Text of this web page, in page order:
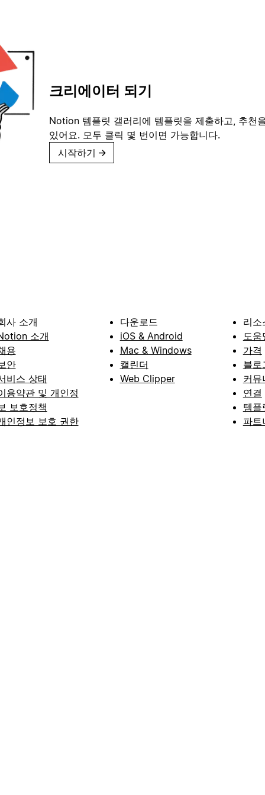
크리에이터 되기
Notion 템플릿 갤러리에 템플릿을 제출하고, 추천
있어요. 모두 클릭 몇 번이면 가능합니다.
시작하기 →
사 소개
소개
용
안
비스 상태
용약관 및 개인정
보호정책
인정보 보호 권한
다운로드
iOS & Android
Mac & Windows
캘린더
Web Clipper
리소
도움
가격
블로
커뮤
연결
템플
파트